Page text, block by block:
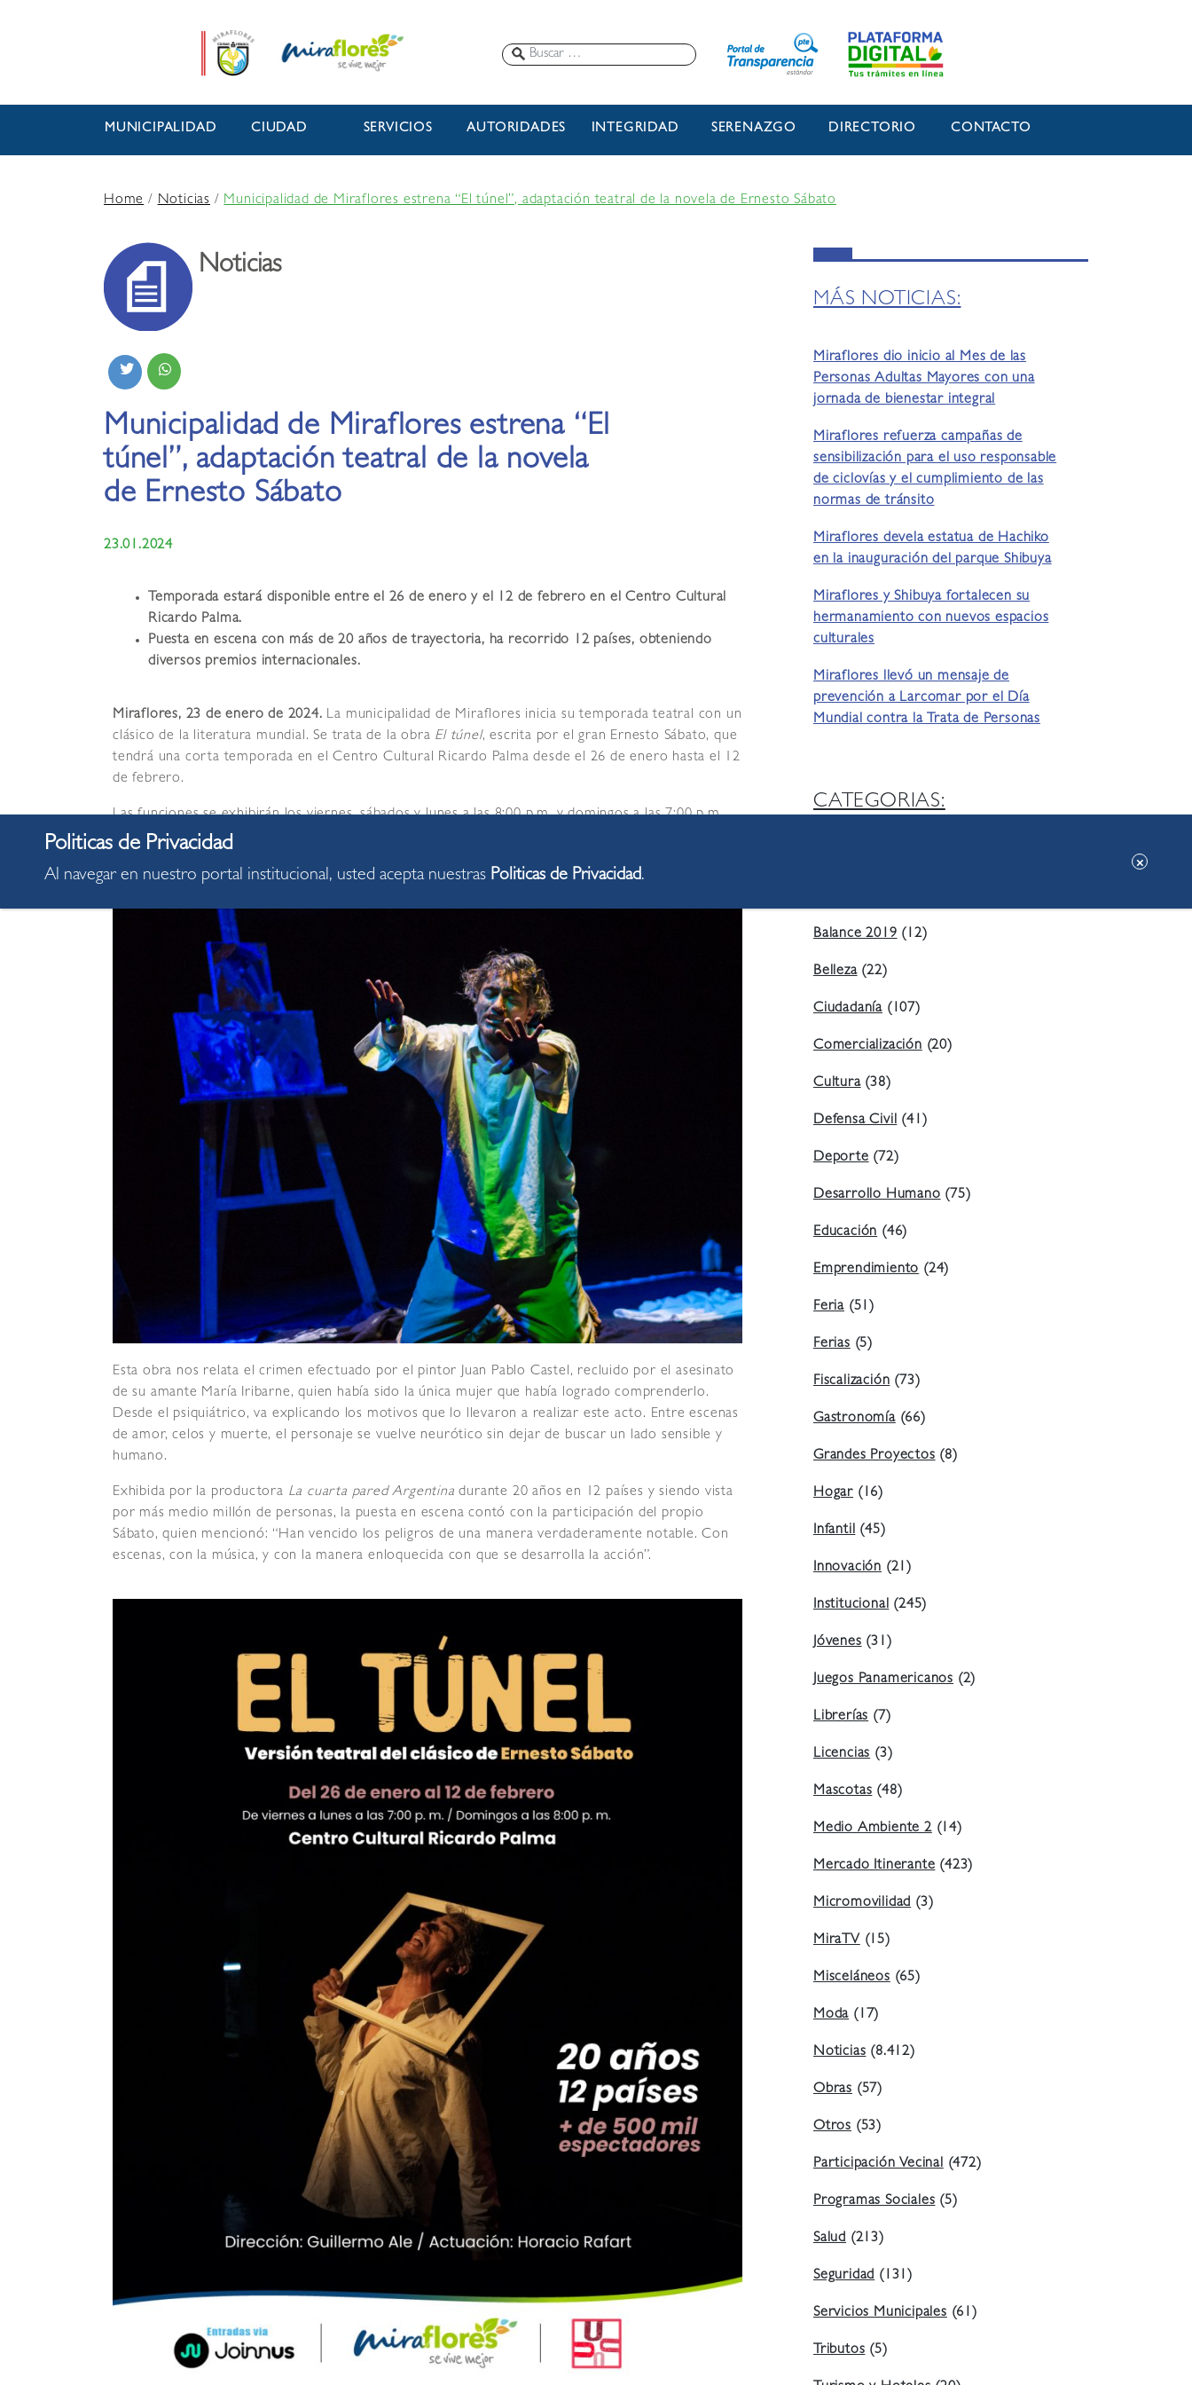
MUNICIPALIDAD CIUDAD SERVICIOS AUTORIDADES INTEGRIDAD SERENAZGO DIRECTORIO CONTACTO
Home/Noticias /Municipalidad de Miraflores estrena “El túnel”, adaptación teatral de la novela de Ernesto Sábato
Noticias
Municipalidad de Miraflores estrena “El
túnel”, adaptación teatral de la novela
de Ernesto Sábato
23.01.2024
Temporada estará disponible entre el 26 de enero y el 12 de febrero en el Centro Cultural
Ricardo Palma.
Puesta en escena con más de 20 años de trayectoria, ha recorrido 12 países, obteniendo
diversos premios internacionales.
Miraflores, 23 de enero de 2024. La municipalidad de Miraflores inicia su temporada teatral con un
clásico de la literatura mundial. Se trata de la obra El túnel, escrita por el gran Ernesto Sábato, que
tendrá una corta temporada en el Centro Cultural Ricardo Palma desde el 26 de enero hasta el 12
de febrero.
Las funciones se exhibirán los viernes, sábados y lunes a las 8:00 p.m. y domingos a las 7:00 p.m.
en la sede de la comuna miraflorina ubicada en la avenida Larco 770, Miraflores. Las entradas se
Esta obra nos relata el crimen efectuado por el pintor Juan Pablo Castel, recluido por el asesinato
de su amante María Iribarne, quien había sido la única mujer que había logrado comprenderlo.
Desde el psiquiátrico, va explicando los motivos que lo llevaron a realizar este acto. Entre escenas
de amor, celos y muerte, el personaje se vuelve neurótico sin dejar de buscar un lado sensible y
humano.
Exhibida por la productora La cuarta pared Argentina durante 20 años en 12 países y siendo vista
por más medio millón de personas, la puesta en escena contó con la participación del propio
Sábato, quien mencionó: “Han vencido los peligros de una manera verdaderamente notable. Con
escenas, con la música, y con la manera enloquecida con que se desarrolla la acción”.
MÁS NOTICIAS:
Miraflores dio inicio al Mes de las
Personas Adultas Mayores con una
jornada de bienestar integral
Miraflores refuerza campañas de
sensibilización para el uso responsable
de ciclovías y el cumplimiento de las
normas de tránsito
Miraflores devela estatua de Hachiko
en la inauguración del parque Shibuya
Miraflores y Shibuya fortalecen su
hermanamiento con nuevos espacios
culturales
Miraflores llevó un mensaje de
prevención a Larcomar por el Día
Mundial contra la Trata de Personas
CATEGORIAS:
Balance 2019(12)
Belleza(22)
Ciudadanía (107)
Comercialización(20)
Cultura(38)
Defensa Civil(41)
Deporte(72)
Desarrollo Humano(75)
Educación(46)
Emprendimiento(24)
Feria (51)
Ferias(5)
Fiscalización(73)
Gastronomía(66)
Grandes Proyectos(8)
Hogar (16)
Infantil(45)
Innovación (21)
Institucional(245)
Jóvenes(31)
Juegos Panamericanos (2)
Librerías(7)
Licencias(3)
Mascotas(48)
Medio Ambiente 2(14)
Mercado Itinerante(423)
Micromovilidad(3)
MiraTV(15)
Misceláneos(65)
Moda(17)
Noticias(8.412)
Obras (57)
Otros (53)
Participación Vecinal(472)
Programas Sociales(5)
Salud (213)
Seguridad(131)
Servicios Municipales(61)
Tributos(5)
Al navegar en nuestro portal institucional, usted acepta nuestras Politicas de Privacidad.